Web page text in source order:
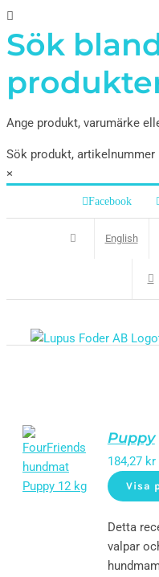
Sök
Ange produkt, varumärke
Sök produkt, artikelnummer
×
Facebook
English
Puppy
184,27 kr
Visa
Detta
valpar